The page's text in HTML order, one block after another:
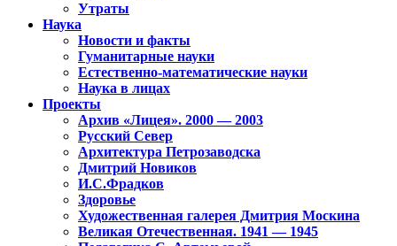
Утраты
Наука
Новости и факты
Гуманитарные науки
Естественно-математические науки
Наука в лицах
Проекты
Архив «Лицея». 2000 — 2003
Русский Север
Архитектура Петрозаводска
Дмитрий Новиков
И.С.Фрадков
Здоровье
Художественная галерея Дмитрия Москина
Великая Отечественная. 1941 — 1945